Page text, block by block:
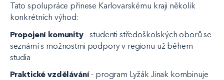
Tato spolupráce přinese Karlovarskému kraji několik
konkrétních výhod:
Propojení komunity- studenti středoškolských oborů se
seznámí s možnostmi podpory v regionu už během
studia
Praktické vzdělávání- program Lyžák Jinak kombinuje